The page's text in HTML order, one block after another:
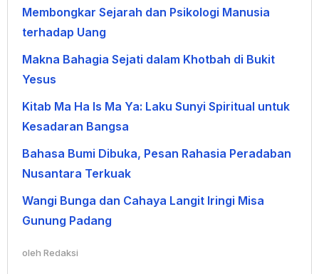
Membongkar Sejarah dan Psikologi Manusia
terhadap Uang
Makna Bahagia Sejati dalam Khotbah di Bukit
Yesus
Kitab Ma Ha Is Ma Ya: Laku Sunyi Spiritual untuk
Kesadaran Bangsa
Bahasa Bumi Dibuka, Pesan Rahasia Peradaban
Nusantara Terkuak
Wangi Bunga dan Cahaya Langit Iringi Misa
Gunung Padang
oleh Redaksi